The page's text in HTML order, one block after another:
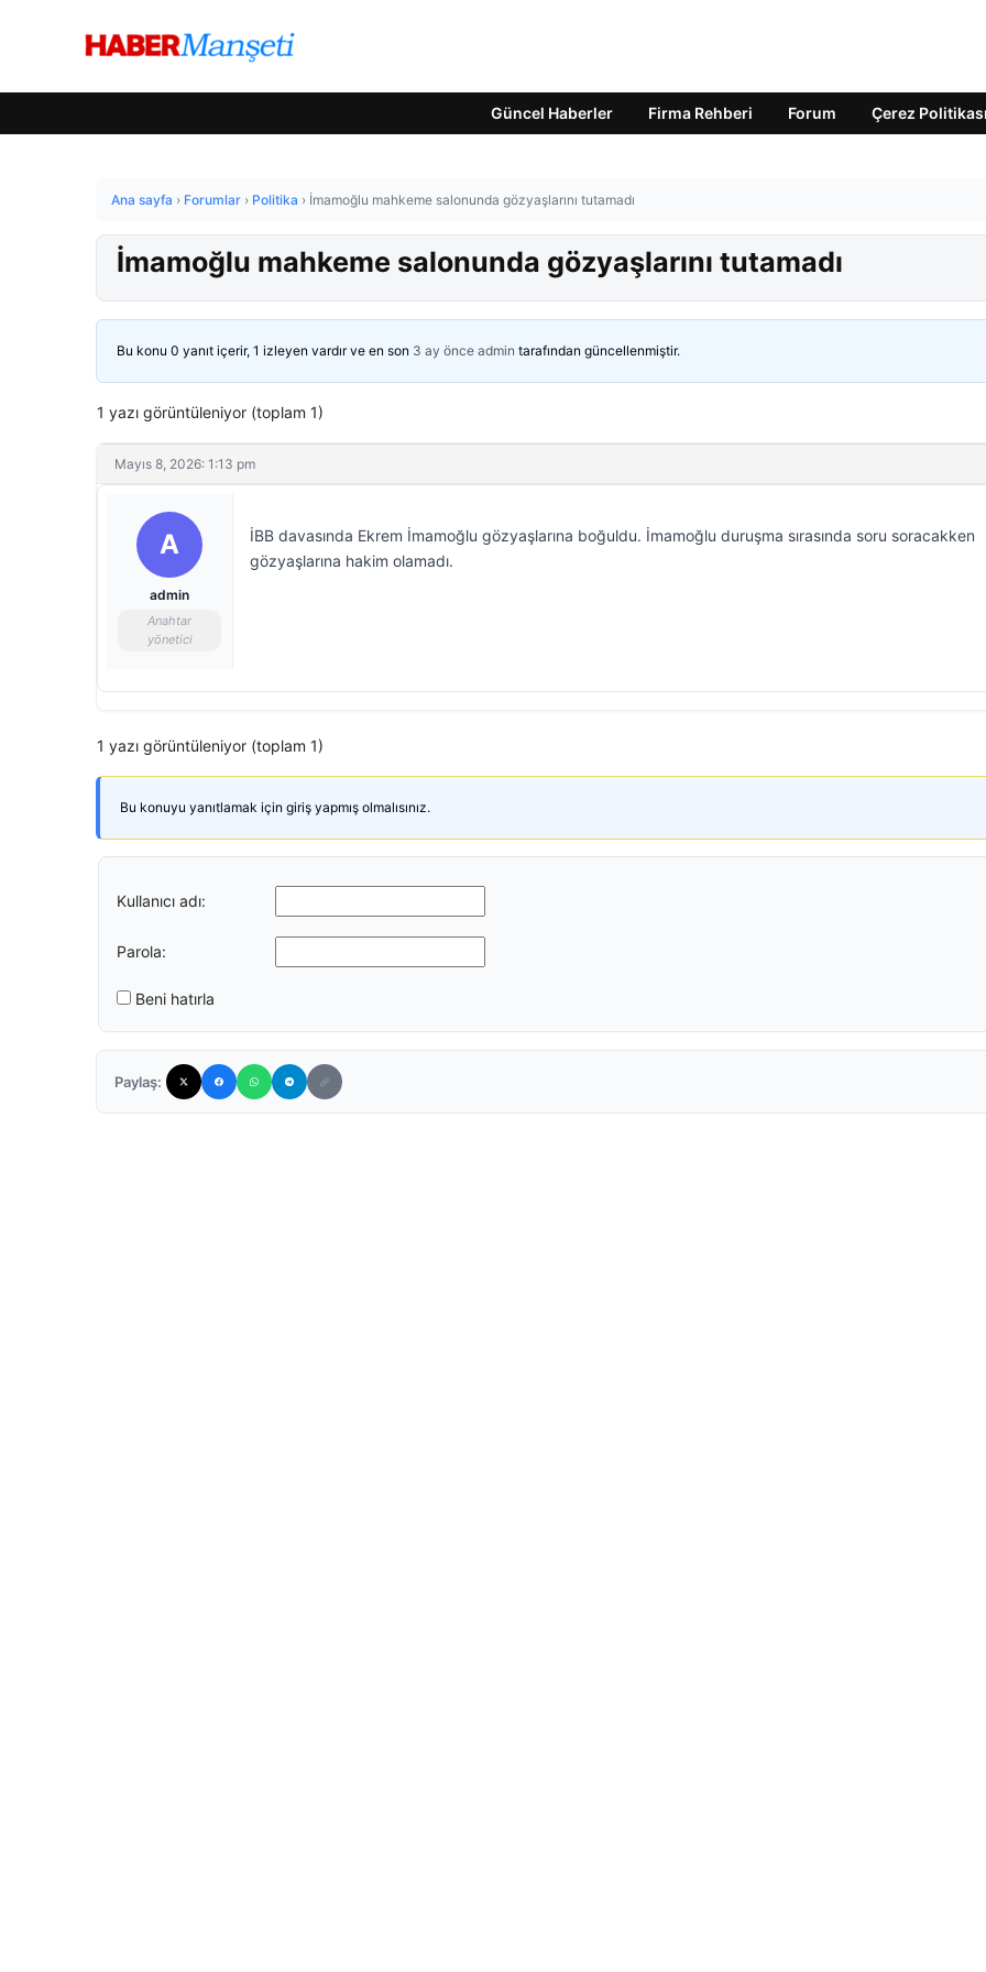
Güncel Haberler Firma Rehberi Forum Çerez Politikası
Ana sayfa › Forumlar › Politika › İmamoğlu mahkeme salonunda gözyaşlarını tutamadı
İmamoğlu mahkeme salonunda gözyaşlarını tutamadı
Bu konu 0 yanıt içerir, 1 izleyen vardır ve en son 3 ay önce admin tarafından güncellenmiştir.
1 yazı görüntüleniyor (toplam 1)
Mayıs 8, 2026: 1:13 pm
A
admin
Anahtar
yönetici
İBB davasında Ekrem İmamoğlu gözyaşlarına boğuldu. İmamoğlu duruşma sırasında soru soracakken
gözyaşlarına hakim olamadı.
1 yazı görüntüleniyor (toplam 1)
Bu konuyu yanıtlamak için giriş yapmış olmalısınız.
Kullanıcı adı:
Parola:
Beni hatırla
Paylaş: